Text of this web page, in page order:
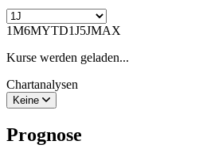
1M6MYTD1J5JMAX
Kurse werden geladen...
Chartanalysen
Keine
Prognose